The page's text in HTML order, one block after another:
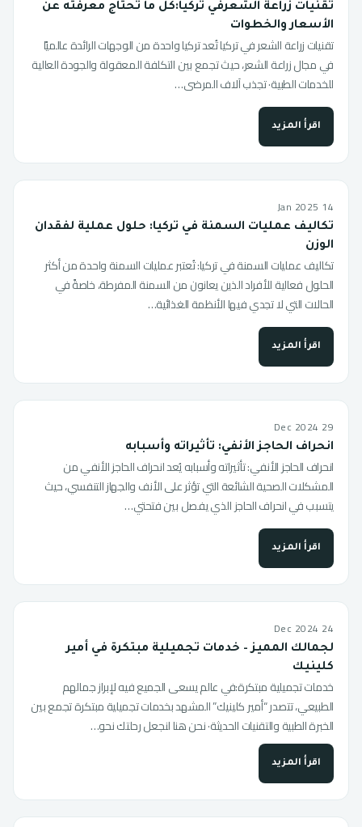
تقنيات زراعة الشعرفي تركيا:كل ما تحتاج معرفته عن
الأسعار والخطوات
تقنيات زراعة الشعر في تركيا تُعد تركيا واحدة من الوجهات الرائدة عالميًا
في مجال زراعة الشعر، حيث تجمع بين التكلفة المعقولة والجودة العالية
للخدمات الطبية· تجذب آلاف المرضى…
اقرأ المزيد
14 Jan 2025
تكاليف عمليات السمنة في تركيا: حلول عملية لفقدان
الوزن
تكاليف عمليات السمنة في تركيا: تُعتبر عمليات السمنة واحدة من أكثر
الحلول فعالية للأفراد الذين يعانون من السمنة المفرطة، خاصةً في
الحالات التي لا تجدي فيها الأنظمة الغذائية…
اقرأ المزيد
29 Dec 2024
انحراف الحاجز الأنفي: تأثيراته وأسبابه
انحراف الحاجز الأنفي: تأثيراته وأسبابه يُعد انحراف الحاجز الأنفي من
المشكلات الصحية الشائعة التي تؤثر على الأنف والجهاز التنفسي، حيث
يتسبب في انحراف الحاجز الذي يفصل بين فتحتي…
اقرأ المزيد
24 Dec 2024
لجمالك المميز – خدمات تجميلية مبتكرة في أمير
كلينيك
خدمات تجميلية مبتكرة:في عالم يسعى الجميع فيه لإبراز جمالهم
الطبيعي، تتصدر “أمير كلينيك” المشهد بخدمات تجميلية مبتكرة تجمع بين
الخبرة الطبية والتقنيات الحديثة· نحن هنا لنجعل رحلتك نحو…
اقرأ المزيد